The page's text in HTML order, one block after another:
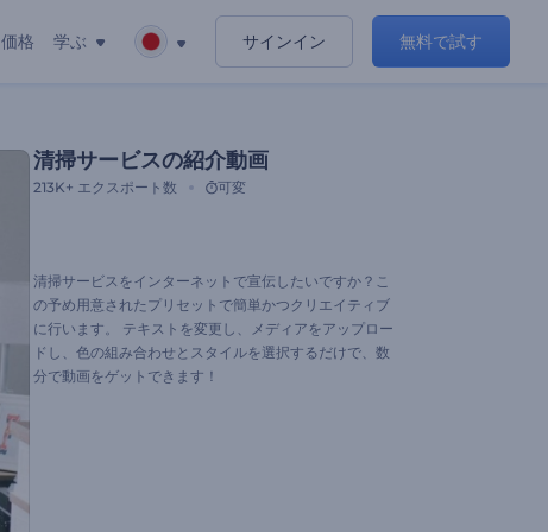
価格 学ぶ サインイン 無料で試す
清掃サービスの紹介動画
213K+ エクスポート数 可変
清掃サービスをインターネットで宣伝したいですか？こ
の予め用意されたプリセットで簡単かつクリエイティブ
に行います。 テキストを変更し、メディアをアップロー
ドし、色の組み合わせとスタイルを選択するだけで、数
分で動画をゲットできます！